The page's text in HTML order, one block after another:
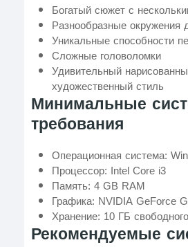
Богатый сюжет с
Разнообразные окружения
Уникальные способности
Сложные головоломки
Удивительный
художественный стиль
Минимальные
требования
Операционная система:
Процессор: Intel Core i3
Память: 4 GB RAM
Графика: NVIDIA GeForce
Хранение: 10 ГБ
Рекомендуемые